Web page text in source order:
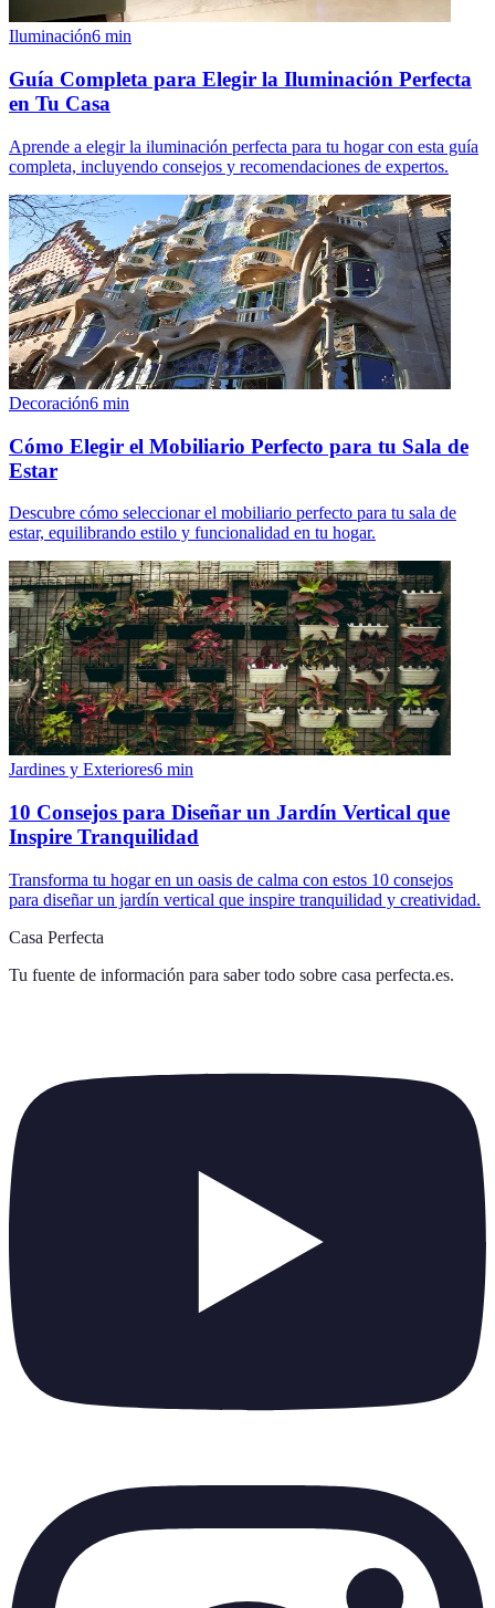
Iluminación6 min
Guía Completa para Elegir la Iluminación Perfecta
en Tu Casa
Aprende a elegir la iluminación perfecta para tu hogar con esta guía
completa, incluyendo consejos y recomendaciones de expertos.
Decoración6 min
Cómo Elegir el Mobiliario Perfecto para tu Sala de
Estar
Descubre cómo seleccionar el mobiliario perfecto para tu sala de
estar, equilibrando estilo y funcionalidad en tu hogar.
Jardines y Exteriores6 min
10 Consejos para Diseñar un Jardín Vertical que
Inspire Tranquilidad
Transforma tu hogar en un oasis de calma con estos 10 consejos
para diseñar un jardín vertical que inspire tranquilidad y creatividad.
Casa Perfecta
Tu fuente de información para saber todo sobre casa perfecta.es.